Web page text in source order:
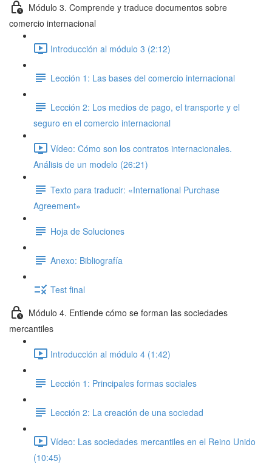
Módulo 3. Comprende y traduce documentos sobre
comercio internacional
Introducción al módulo 3 (2:12)
Lección 1: Las bases del comercio internacional
Lección 2: Los medios de pago, el transporte y el
seguro en el comercio internacional
Vídeo: Cómo son los contratos internacionales.
Análisis de un modelo (26:21)
Texto para traducir: «International Purchase
Agreement»
Hoja de Soluciones
Anexo: Bibliografía
Test final
Módulo 4. Entiende cómo se forman las sociedades
mercantiles
Introducción al módulo 4 (1:42)
Lección 1: Principales formas sociales
Lección 2: La creación de una sociedad
Vídeo: Las sociedades mercantiles en el Reino Unido
(10:45)